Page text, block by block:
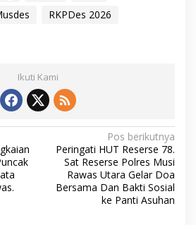
RKPDes 2026
Ikuti Kami
Pos berikutnya
Peringati HUT Reserse 78.
Sat Reserse Polres Musi
Rawas Utara Gelar Doa
Bersama Dan Bakti Sosial
ke Panti Asuhan